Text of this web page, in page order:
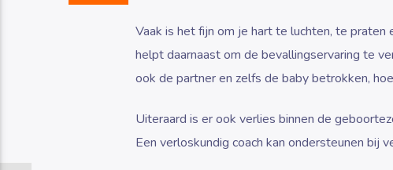
Vaak is het fijn om je hart te luchten, te
helpt daarnaast om de bevallingservaring te
ook de partner en zelfs de baby betrokken,
Uiteraard is er ook verlies binnen de
Een verloskundig coach kan ondersteunen bij